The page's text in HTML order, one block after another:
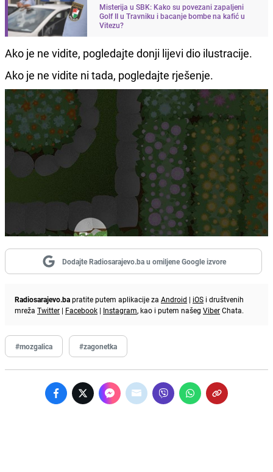
Misterija u SBK: Kako su povezani zapaljeni
Golf II u Travniku i bacanje bombe na kafić u
Vitezu?
Ako je ne vidite, pogledajte donji lijevi dio ilustracije.
Ako je ne vidite ni tada, pogledajte rješenje.
Dodajte Radiosarajevo.ba u omiljene Google izvore
Radiosarajevo.bapratite putem aplikacije za Android | iOS i društvenih
mreža Twitter | Facebook | Instagram, kao i putem našeg ViberChata.
#mozgalica #zagonetka